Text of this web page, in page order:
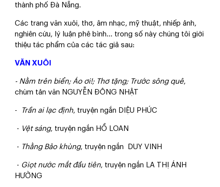
thành phố Đà Nẵng.
Các trang văn xuôi, thơ, âm nhạc, mỹ thuật, nhiếp ảnh,
nghiên cứu, lý luận phê bình… trong số này chúng tôi giới
thiệu tác phẩm của các tác giả sau:
VĂN XUÔI
- Nằm trên biển; Áo ơi!; Thơ tặng; Trước sông quê,
chùm tản văn NGUYỄN ĐÔNG NHẬT
- Trần ai lạc định, truyện ngắn DIỆU PHÚC
- Vệt sáng, truyện ngắn HỒ LOAN
- Thằng Bảo khùng, truyện ngắn DUY VINH
- Giọt nước mắt đầu tiên, truyện ngắn LA THỊ ÁNH
HƯỜNG